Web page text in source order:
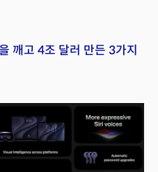
깨고 4조 달러 만든 3가지